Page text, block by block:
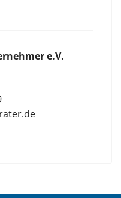
e.V.